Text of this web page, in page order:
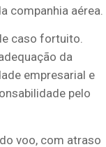
companhia aérea.
caso fortuito.
da
empresarial e
pelo
voo, com atraso